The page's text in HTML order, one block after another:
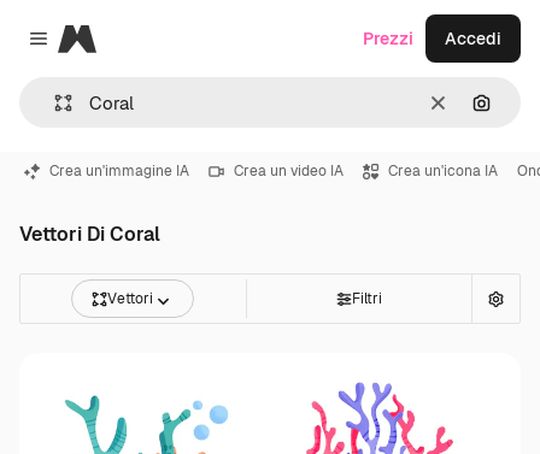
Close menu
Magnific
CancellaCerca
Prezzi Accedi
Crea un'immagine IA Crea un video IA Crea un'icona IA
Vettori Di Coral
Vettori Filtri